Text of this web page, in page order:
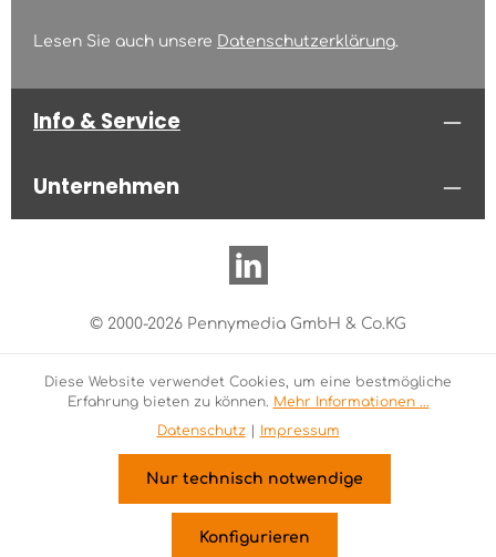
Lesen Sie auch unsere Datenschutzerklärung.
Info & Service
Unternehmen
© 2000-2026 Pennymedia GmbH & Co.KG
Diese Website verwendet Cookies, um eine bestmögliche
Erfahrung bieten zu können. Mehr Informationen ...
Datenschutz| Impressum
Nur technisch notwendige
Konfigurieren